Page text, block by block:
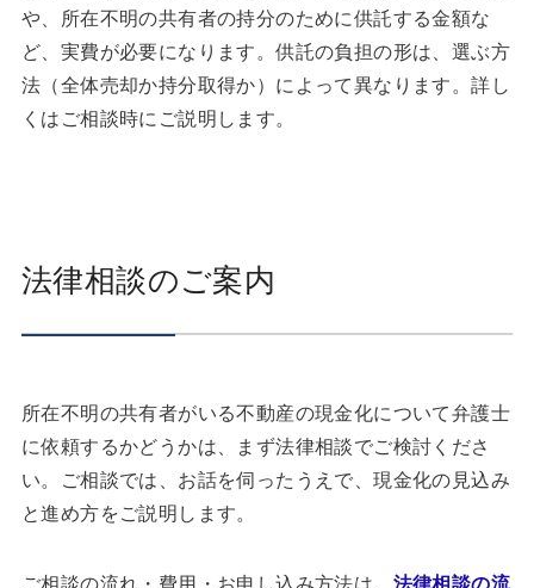
や、所在不明の共有者の持分のために供託する金額な
ど、実費が必要になります。供託の負担の形は、選ぶ方
法（全体売却か持分取得か）によって異なります。詳し
くはご相談時にご説明します。
法律相談のご案内
所在不明の共有者がいる不動産の現金化について弁護士
に依頼するかどうかは、まず法律相談でご検討くださ
い。ご相談では、お話を伺ったうえで、現金化の見込み
と進め方をご説明します。